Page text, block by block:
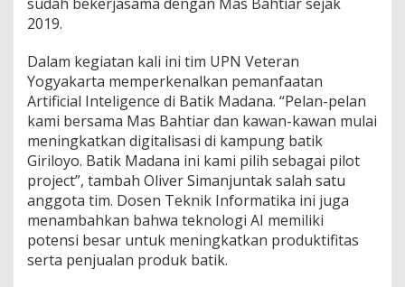
2019.
Dalam kegiatan kali ini tim UPN Veteran
Yogyakarta memperkenalkan pemanfaatan
Artificial Inteligence di Batik Madana. “Pelan-pelan
kami bersama Mas Bahtiar dan kawan-kawan mulai
meningkatkan digitalisasi di kampung batik
Giriloyo. Batik Madana ini kami pilih sebagai pilot
project”, tambah Oliver Simanjuntak salah satu
anggota tim. Dosen Teknik Informatika ini juga
menambahkan bahwa teknologi AI memiliki
potensi besar untuk meningkatkan produktifitas
serta penjualan produk batik.